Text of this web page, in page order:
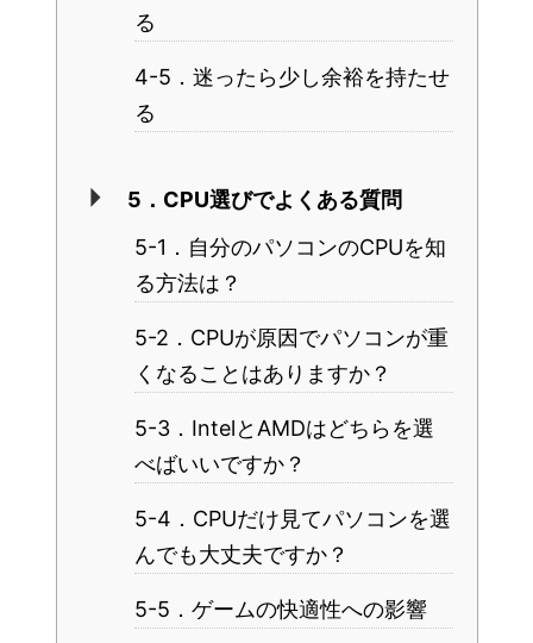
る
4-5．迷ったら少し余裕を持たせ
る
5．CPU選びでよくある質問
5-1．自分のパソコンのCPUを知
る方法は？
5-2．CPUが原因でパソコンが重
くなることはありますか？
5-3．IntelとAMDはどちらを選
べばいいですか？
5-4．CPUだけ見てパソコンを選
んでも大丈夫ですか？
5-5．ゲームの快適性への影響